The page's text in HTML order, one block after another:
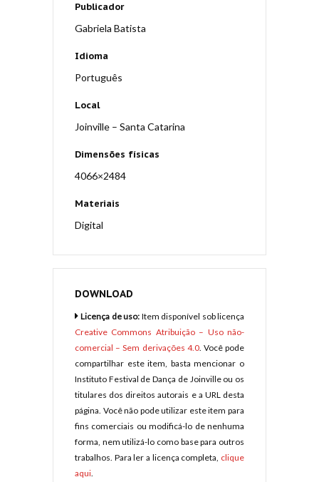
Publicador
Gabriela Batista
Idioma
Português
Local
Joinville – Santa Catarina
Dimensões físicas
4066×2484
Materiais
Digital
DOWNLOAD
Licença de uso: Item disponível sob licença
Creative Commons Atribuição – Uso não-
comercial – Sem derivações 4.0. Você pode
compartilhar este item, basta mencionar o
Instituto Festival de Dança de Joinville ou os
titulares dos direitos autorais e a URL desta
página. Você não pode utilizar este item para
fins comerciais ou modificá-lo de nenhuma
forma, nem utilizá-lo como base para outros
trabalhos. Para ler a licença completa, clique
aqui.